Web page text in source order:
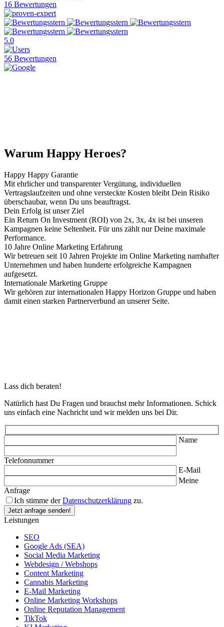
16 Bewertungen
5.0
56 Bewertungen
Warum Happy Heroes?
Happy Happy Garantie
Mit ehrlicher und transparenter Vergütung, individuellen
Vertragslaufzeiten und ohne versteckte Kosten bleibt Dein Risiko
überschaubar, wenn Du uns beauftragst.
Dein Erfolg ist unser Ziel
Ein Return On Investment (ROI) von 2x, 3x, 4x ist bei unseren
Kampagnen keine Seltenheit. Für uns zählt nur Deine maximale
Performance.
10 Jahre Online Marketing Erfahrung
Wir betreuen seit 10 Jahren Projekte im Online Marketing namhafter
Unternehmen und haben hunderte erfolgreiche Kampagnen
aufgesetzt.
Internationale Marketing Gruppe
Wir gehören zur internationalen Happy Horizon Gruppe und haben
damit einen starken Partnerverbund an unserer Seite.
Lass dich beraten!
Natürlich hast Du Fragen und brauchst mehr Informationen. Schick
uns einfach eine Nachricht und wir melden uns bei Dir.
Name
Telefonnummer
E-Mail
Meine
Anfrage
Ich stimme derDatenschutzerklärung zu.
Leistungen
SEO
Google Ads (SEA)
Social Media Marketing
Webdesign / Webshops
Content Marketing
Cannabis Marketing
E-Mail Marketing
Online Marketing Workshops
Online Reputation Management
TikTok